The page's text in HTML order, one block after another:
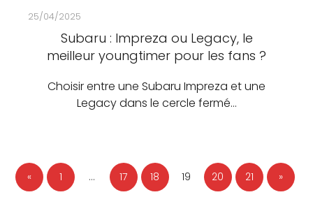
25/04/2025
Subaru : Impreza ou Legacy, le
meilleur youngtimer pour les fans ?
Choisir entre une Subaru Impreza et une
Legacy dans le cercle fermé…
« 1 … 17 18 19 20 21 »